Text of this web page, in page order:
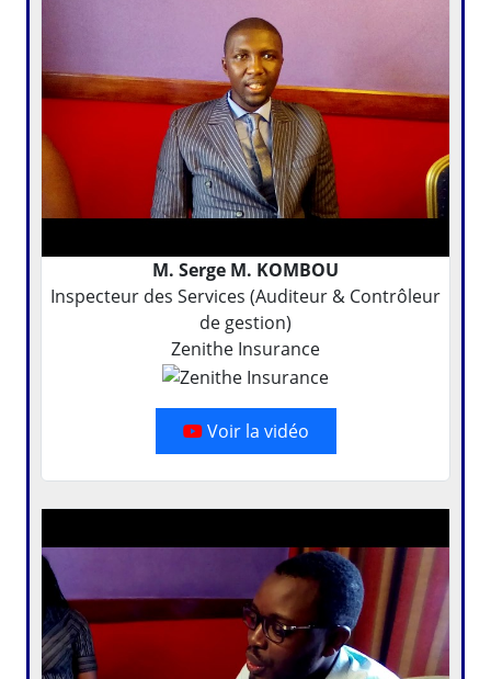
M. Serge M. KOMBOU
Inspecteur des Services (Auditeur & Contrôleur
de gestion)
Zenithe Insurance
Voir la vidéo